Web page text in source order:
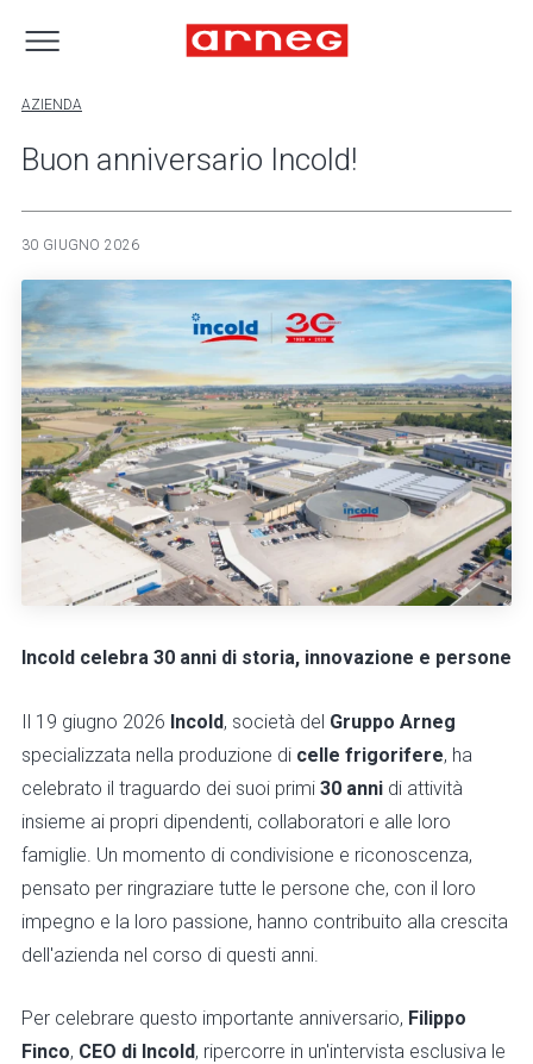
AZIENDA
Buon anniversario Incold!
30 GIUGNO 2026
Incold celebra 30 anni di storia, innovazione e persone
Il 19 giugno 2026 Incold, società del Gruppo Arneg
specializzata nella produzione di celle frigorifere, ha
celebrato il traguardo dei suoi primi 30 anni di attività
insieme ai propri dipendenti, collaboratori e alle loro
famiglie. Un momento di condivisione e riconoscenza,
pensato per ringraziare tutte le persone che, con il loro
impegno e la loro passione, hanno contribuito alla crescita
dell'azienda nel corso di questi anni.
Per celebrare questo importante anniversario, Filippo
Finco, CEO di Incold, ripercorre in un'intervista esclusiva le